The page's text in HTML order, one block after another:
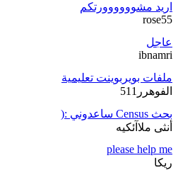
اريد مشوووووورتكم
rose55
عاجل
ibnamri
ملفات بويربوينت تعليمية
الفوهرر511
بحث Census ساعدوني :(
أنثى ملاآئكيه
please help me
ريكا